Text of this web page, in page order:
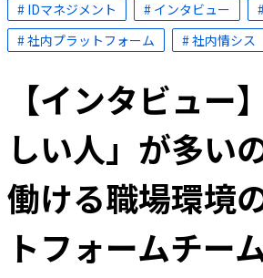
# IDマネジメント # インタビュー
# 社内プラットフォーム
# 社内情シス
【インタビュー
しい人」が多い
働ける職場環境
トフォームチー